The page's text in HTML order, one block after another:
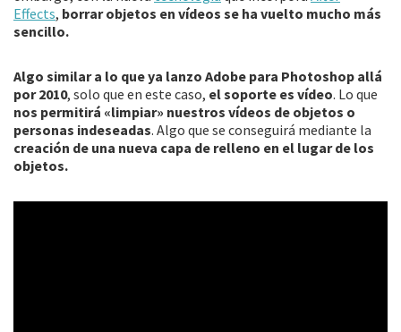
Effects, borrar objetos en vídeos se ha vuelto mucho más
sencillo.
Algo similar a lo que ya lanzo Adobe para Photoshop allá
por 2010, solo que en este caso, el soporte es vídeo. Lo que
nos permitirá «limpiar» nuestros vídeos de objetos o
personas indeseadas. Algo que se conseguirá mediante la
creación de una nueva capa de relleno en el lugar de los
objetos.